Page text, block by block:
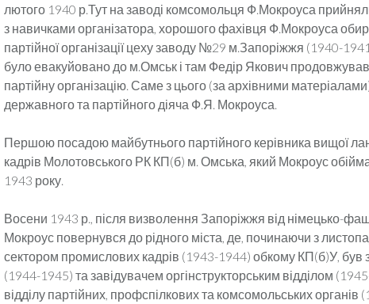
лютого 1940 р.Тут на заводі комсомольця Ф.Мокроуса
з навичками організатора, хорошого фахівця Ф.Мокроуса
партійної організації цеху заводу №29 м.Запоріжжя (1940-
було евакуйовано до м.Омськ і там Федір Якович
партійну організацію. Саме з цього (за архівними
державного та партійного діяча Ф.Я. Мокроуса.
Першою посадою майбутнього партійного керівника вищої
кадрів Молотовського РК КП(б) м. Омська, який Мокроус
1943 року.
Восени 1943 р., після визволення Запоріжжя від німецько-
Мокроус повернувся до рідного міста, де, починаючи з
сектором промислових кадрів (1943-1944) обкому КП(б)У, був
(1944-1945) та завідувачем оргінструкторським відділом
відділу партійних, профспілкових та комсомольських